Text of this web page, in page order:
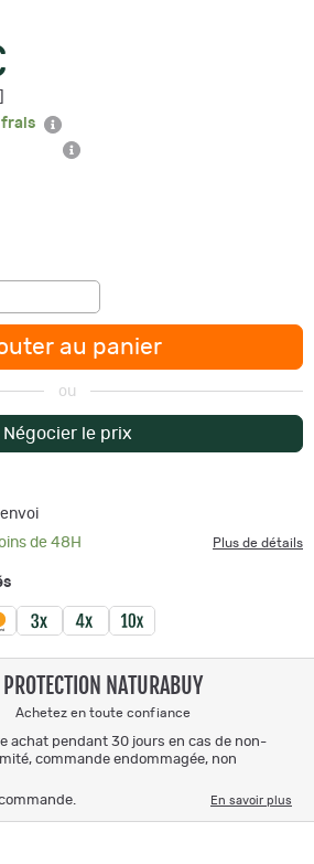
frais
au panier
ou
Négocier le prix
de 48H
Plus de détails
PROTECTION NATURABUY
Achetez en toute confiance
achat pendant 30 jours en cas de non-
commande endommagée, non
En savoir plus